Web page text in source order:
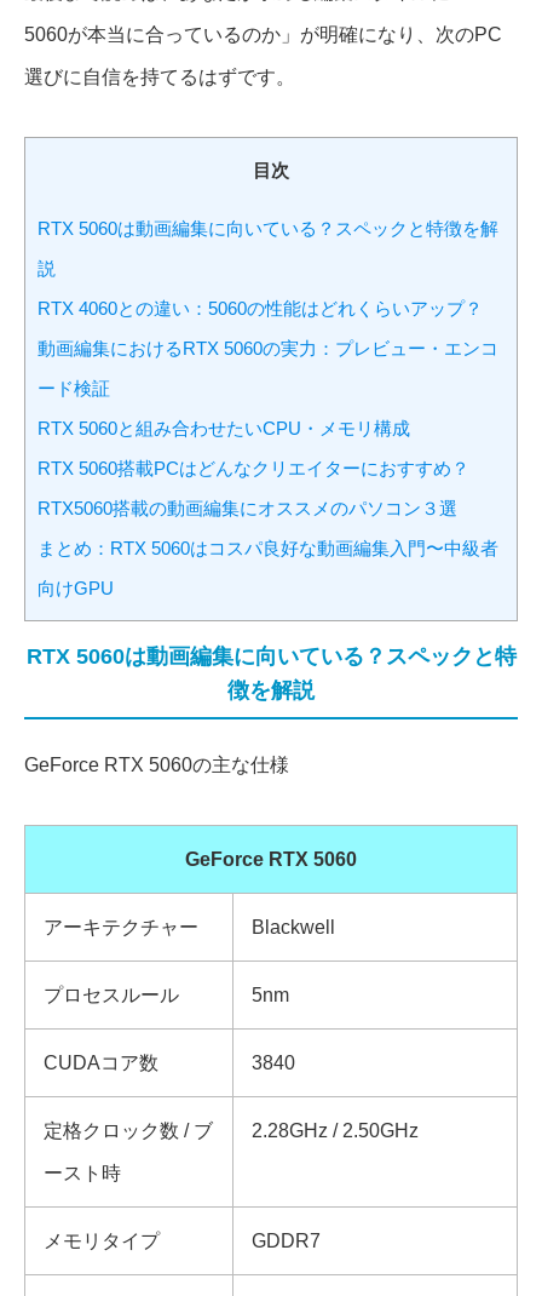
5060が本当に合っているのか」が明確になり、次のPC
選びに自信を持てるはずです。
目次
RTX 5060は動画編集に向いている？スペックと特徴を解
説
RTX 4060との違い：5060の性能はどれくらいアップ？
動画編集におけるRTX 5060の実力：プレビュー・エンコ
ード検証
RTX 5060と組み合わせたいCPU・メモリ構成
RTX 5060搭載PCはどんなクリエイターにおすすめ？
RTX5060搭載の動画編集にオススメのパソコン３選
まとめ：RTX 5060はコスパ良好な動画編集入門〜中級者
向けGPU
RTX 5060は動画編集に向いている？スペックと特
徴を解説
GeForce RTX 5060の主な仕様
GeForce RTX 5060
アーキテクチャー Blackwell
プロセスルール 5nm
CUDAコア数 3840
定格クロック数 / ブ
ースト時
2.28GHz / 2.50GHz
メモリタイプ GDDR7